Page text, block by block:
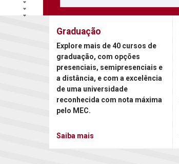
Graduação
Explore mais de 40 cursos de
graduação, com opções
presenciais, semipresenciais e
a distância, e com a excelência
de uma universidade
reconhecida com nota máxima
pelo MEC.
Saiba mais